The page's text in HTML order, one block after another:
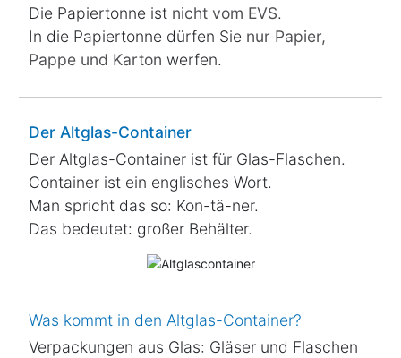
Die Papiertonne ist nicht vom EVS.
In die Papiertonne dürfen Sie nur Papier,
Pappe und Karton werfen.
Der Altglas-Container
Der Altglas-Container ist für Glas-Flaschen.
Container ist ein englisches Wort.
Man spricht das so: Kon-tä-ner.
Das bedeutet: großer Behälter.
Was kommt in den Altglas-Container?
Verpackungen aus Glas: Gläser und Flaschen